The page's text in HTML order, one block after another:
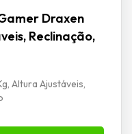
Draxen
Reclinação,
Altura Ajustáveis,